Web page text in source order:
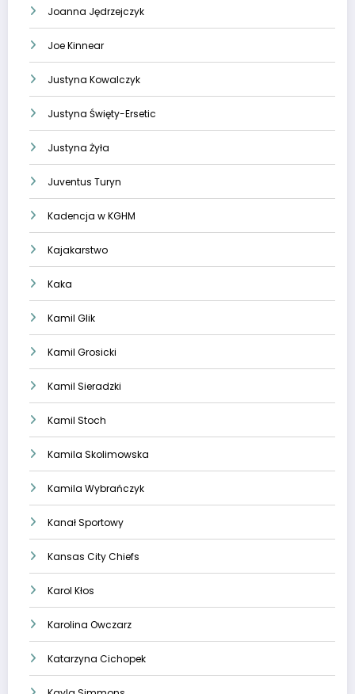
Joanna Jędrzejczyk
Joe Kinnear
Justyna Kowalczyk
Justyna Święty-Ersetic
Justyna Żyła
Juventus Turyn
Kadencja w KGHM
Kajakarstwo
Kaka
Kamil Glik
Kamil Grosicki
Kamil Sieradzki
Kamil Stoch
Kamila Skolimowska
Kamila Wybrańczyk
Kanał Sportowy
Kansas City Chiefs
Karol Kłos
Karolina Owczarz
Katarzyna Cichopek